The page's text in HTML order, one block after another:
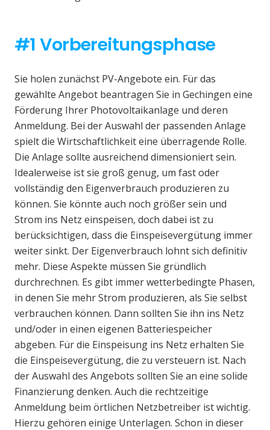
#1 Vorbereitungsphase
Sie holen zunächst PV-Angebote ein. Für das
gewählte Angebot beantragen Sie in Gechingen eine
Förderung Ihrer Photovoltaikanlage und deren
Anmeldung. Bei der Auswahl der passenden Anlage
spielt die Wirtschaftlichkeit eine überragende Rolle.
Die Anlage sollte ausreichend dimensioniert sein.
Idealerweise ist sie groß genug, um fast oder
vollständig den Eigenverbrauch produzieren zu
können. Sie könnte auch noch größer sein und
Strom ins Netz einspeisen, doch dabei ist zu
berücksichtigen, dass die Einspeisevergütung immer
weiter sinkt. Der Eigenverbrauch lohnt sich definitiv
mehr. Diese Aspekte müssen Sie gründlich
durchrechnen. Es gibt immer wetterbedingte Phasen,
in denen Sie mehr Strom produzieren, als Sie selbst
verbrauchen können. Dann sollten Sie ihn ins Netz
und/oder in einen eigenen Batteriespeicher
abgeben. Für die Einspeisung ins Netz erhalten Sie
die Einspeisevergütung, die zu versteuern ist. Nach
der Auswahl des Angebots sollten Sie an eine solide
Finanzierung denken. Auch die rechtzeitige
Anmeldung beim örtlichen Netzbetreiber ist wichtig.
Hierzu gehören einige Unterlagen. Schon in dieser